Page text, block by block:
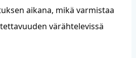
aikana, mikä varmistaa
värähtelevissä